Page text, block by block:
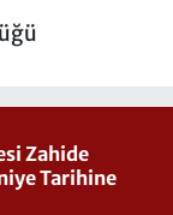
Zahide
Tarihine